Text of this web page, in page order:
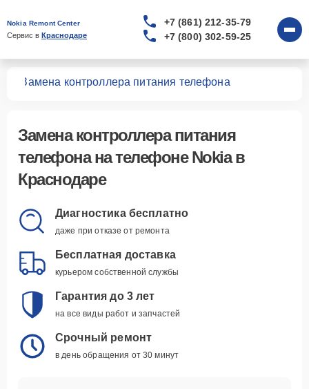
Nokia Remont Center
Сервис в Краснодаре
+7 (861) 212-35-79
+7 (800) 302-59-25
Замена контроллера питания телефона
Замена контроллера питания
телефонана телефоне Nokia в
Краснодаре
Диагностика бесплатно
даже при отказе от ремонта
Бесплатная доставка
курьером собственной службы
Гарантия до 3 лет
на все виды работ и запчастей
Срочный ремонт
в день обращения от 30 минут